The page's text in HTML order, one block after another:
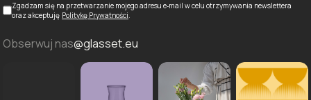
Zgadzam się na przetwarzanie mojego adresu e‑mail w celu otrzymywania newslettera
oraz akceptuję Politykę Prywatności.
Obserwuj nas@glasset.eu